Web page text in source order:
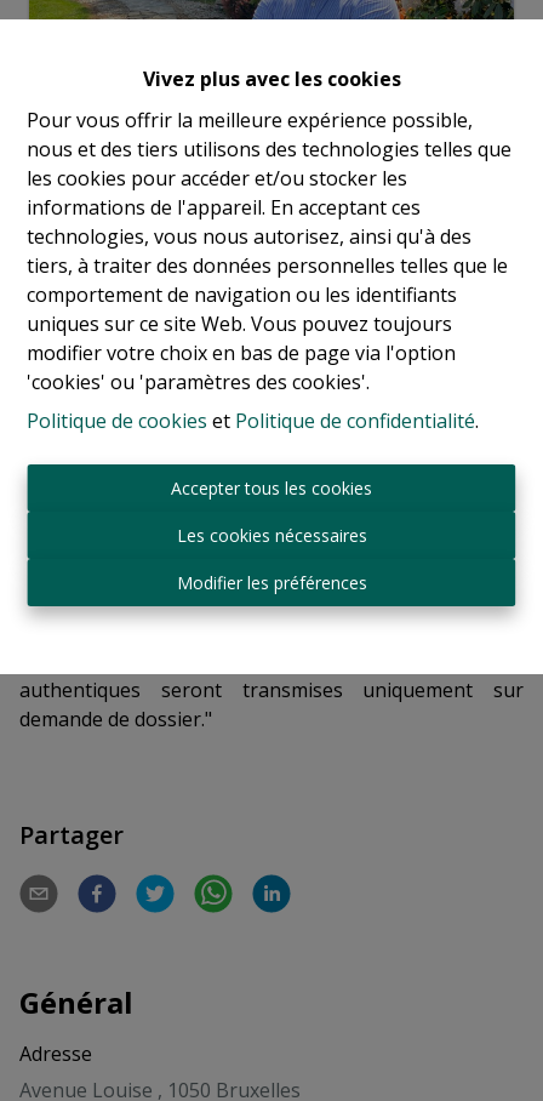
Vivez plus avec les cookies
Pour vous offrir la meilleure expérience possible,
nous et des tiers utilisons des technologies telles que
les cookies pour accéder et/ou stocker les
informations de l'appareil. En acceptant ces
technologies, vous nous autorisez, ainsi qu'à des
tiers, à traiter des données personnelles telles que le
comportement de navigation ou les identifiants
uniques sur ce site Web. Vous pouvez toujours
modifier votre choix en bas de page via l'option
'cookies' ou 'paramètres des cookies'.
Politique de cookies et Politique de confidentialité.
Accepter tous les cookies
Les cookies nécessaires
Modifier les préférences
Demande d'informations
3 3 170 m² 1
Off-Market - Avenue Louise - au 1er étage d'un petit
immeuble - nous pourrions vous proposer d'acquérir
composé de 3 chambres et 3 salles de bains. Aucun
travaux à prévoir, vous pouvez venir avec vos valises.
Parking boxe dans l'immeuble pour 45.000 € - Plus
d'information - Roland de Broqueville - 02/345.90.80 -
roland@logeurop.be
authentiques seront transmises uniquement sur
demande de dossier."
Partager
Général
Adresse
Avenue Louise , 1050 Bruxelles